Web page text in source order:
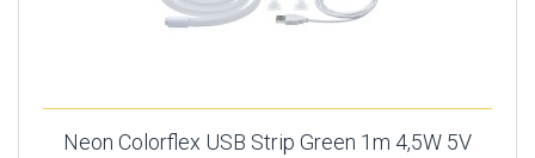
Neon Colorflex USB Strip Green 1m 4,5W 5V